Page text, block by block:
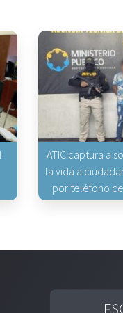
ATIC captura a
la vida a
por teléfono